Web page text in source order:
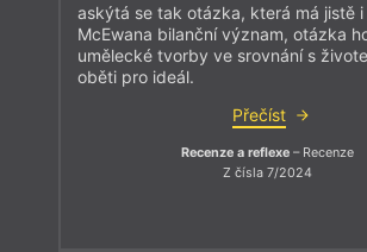
askýtá se tak otázka, která má jistě
McEwana bilanční význam, otázka
umělecké tvorby ve srovnání s
oběti pro ideál.
Přečíst
Recenze a reflexe– Recenze
Z čísla 7/2024